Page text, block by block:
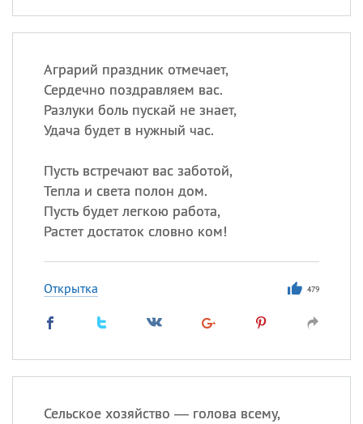
Аграрий праздник отмечает,
Сердечно поздравляем вас.
Разлуки боль пускай не знает,
Удача будет в нужный час.
Пусть встречают вас заботой,
Тепла и света полон дом.
Пусть будет легкою работа,
Растет достаток словно ком!
Открытка 479
Сельское хозяйство — голова всему,